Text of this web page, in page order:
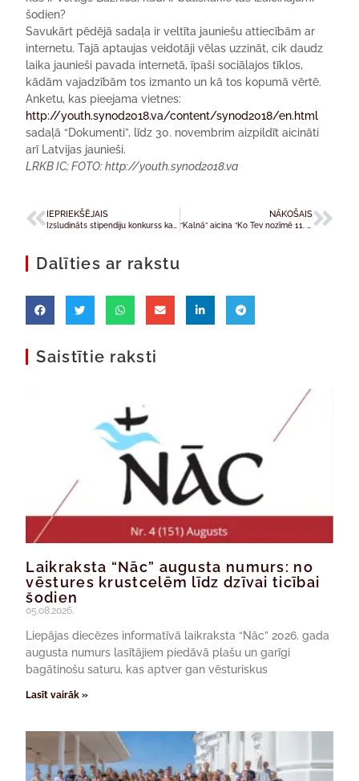
šodien?
Savukārt pēdējā sadaļa ir veltīta jauniešu attiecībām ar
internetu. Tajā aptaujas veidotāji vēlas uzzināt, cik daudz
laika jaunieši pavada internetā, īpaši sociālajos tīklos,
kādām vajadzībām tos izmanto un kā tos kopumā vērtē.
Anketu, kas pieejama vietnes:
http://youth.synod2018.va/content/synod2018/en.html
sadaļā “Dokumenti”, līdz 30. novembrim aizpildīt aicināti
arī Latvijas jaunieši.
LRKB IC; FOTO: http://youth.synod2018.va
IEPRIEKŠĒJAIS NĀKOŠAIS
Dalīties ar rakstu
Saistītie raksti
Laikraksta “Nāc” augusta numurs: no
vēstures krustcelēm līdz dzīvai ticībai
šodien
05.08.2026.
Liepājas diecēzes informatīvā laikraksta “Nāc” 2026. gada
augusta numurs lasītājiem piedāvā plašu un garīgi
bagātinošu saturu, kas aptver gan vēsturiskus
Lasīt vairāk »